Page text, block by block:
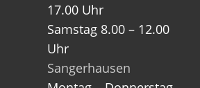
17.00 Uhr
Samstag 8.00 – 12.00
Uhr
Sangerhausen